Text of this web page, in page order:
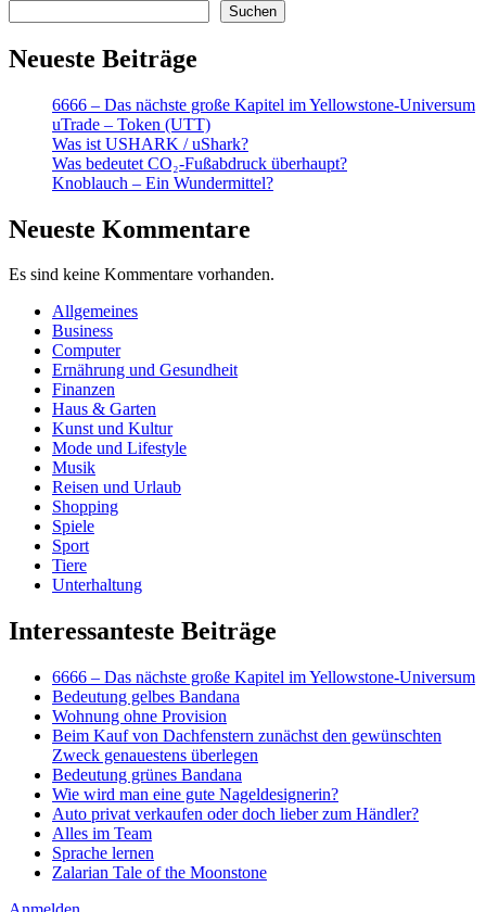
Ästhetik
Suchen
Neueste Beiträge
6666 – Das nächste große Kapitel im Yellowstone-Universum
uTrade – Token (UTT)
Was ist USHARK / uShark?
Was bedeutet CO₂-Fußabdruck überhaupt?
Knoblauch – Ein Wundermittel?
Neueste Kommentare
Es sind keine Kommentare vorhanden.
Allgemeines
Business
Computer
Ernährung und Gesundheit
Finanzen
Haus & Garten
Kunst und Kultur
Mode und Lifestyle
Musik
Reisen und Urlaub
Shopping
Spiele
Sport
Tiere
Unterhaltung
Interessanteste Beiträge
6666 – Das nächste große Kapitel im Yellowstone-Universum
Bedeutung gelbes Bandana
Wohnung ohne Provision
Beim Kauf von Dachfenstern zunächst den gewünschten
Zweck genauestens überlegen
Bedeutung grünes Bandana
Wie wird man eine gute Nageldesignerin?
Auto privat verkaufen oder doch lieber zum Händler?
Alles im Team
Sprache lernen
Zalarian Tale of the Moonstone